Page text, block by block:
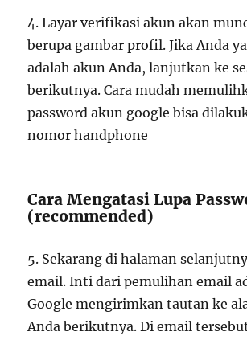
4. Layar verifikasi akun akan
berupa gambar profil. Jika Anda
adalah akun Anda, lanjutkan ke
berikutnya. Cara mudah
password akun google bisa
nomor handphone
Cara Mengatasi Lupa
(recommended)
5. Sekarang di halaman
email. Inti dari pemulihan email
Google mengirimkan tautan ke
Anda berikutnya. Di email